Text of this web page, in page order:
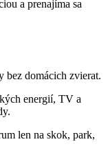
a prenajíma sa
bez domácich zvierat.
energií, TV a
len na skok, park,